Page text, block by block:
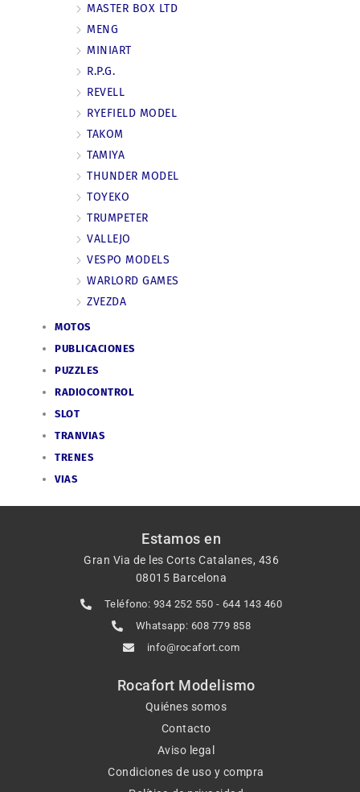
MASTER BOX LTD
MENG
MINIART
R.P.G.
REVELL
RYEFIELD MODEL
TAKOM
TAMIYA
THUNDER MODEL
TOYEKO
TRUMPETER
VALLEJO
VESPO MODELS
WARLORD GAMES
ZVEZDA
MOTOS
PUBLICACIONES
PUZZLES
RADIOCONTROL
SLOT
TRANVIAS
TRENES
VIAS
Estamos en
Gran Via de les Corts Catalanes, 436
08015 Barcelona
Teléfono: 934 252 550 - 644 143 460
Whatsapp: 608 779 858
info@rocafort.com
Rocafort Modelismo
Quiénes somos
Contacto
Aviso legal
Condiciones de uso y compra